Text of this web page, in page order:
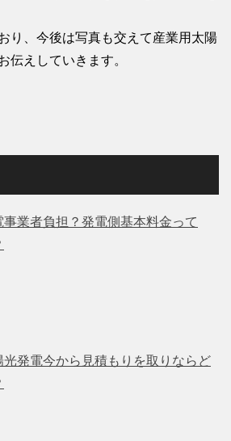
り、今後は写真も交えて産業用太陽
伝えしていきます。
事業者負担？発電側基本料金って
光発電今から見積もりを取りならど